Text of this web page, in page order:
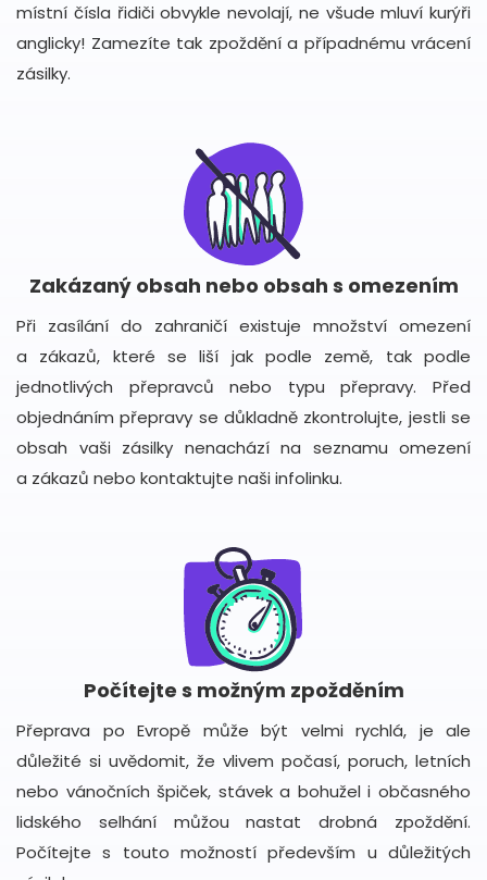
místní čísla řidiči obvykle nevolají, ne všude mluví kurýři
anglicky! Zamezíte tak zpoždění a případnému vrácení
zásilky.
Zakázaný obsah nebo obsah s omezením
Při zasílání do zahraničí existuje množství omezení
a zákazů, které se liší jak podle země, tak podle
jednotlivých přepravců nebo typu přepravy. Před
objednáním přepravy se důkladně zkontrolujte, jestli se
obsah vaši zásilky nenachází na seznamu omezení
a zákazů nebo kontaktujte naši infolinku.
Počítejte s možným zpožděním
Přeprava po Evropě může být velmi rychlá, je ale
důležité si uvědomit, že vlivem počasí, poruch, letních
nebo vánočních špiček, stávek a bohužel i občasného
lidského selhání můžou nastat drobná zpoždění.
Počítejte s touto možností především u důležitých